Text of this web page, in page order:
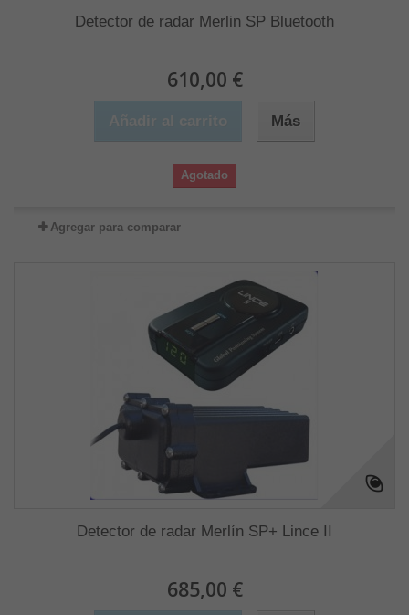
Detector de radar Merlin SP Bluetooth
610,00 €
Más
Agotado
Agregar para comparar
Detector de radar Merlín SP+ Lince II
685,00 €